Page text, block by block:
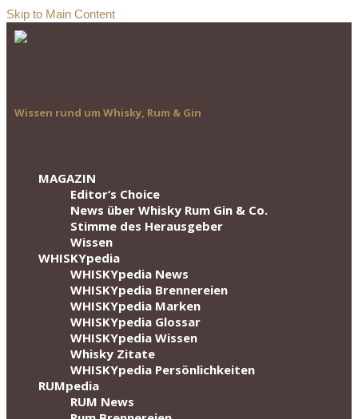
Skip to Main Content
Wissen rund um Whisky, Rum & Gin
MAGAZIN
Editor‘s Choice
News über Whisky Rum Gin & Co.
Stimme des Herausgeber
Wissen
WHISKYpedia
WHISKYpedia News
WHISKYpedia Brennereien
WHISKYpedia Marken
WHISKYpedia Glossar
WHISKYpedia Wissen
Whisky Zitate
WHISKYpedia Persönlichkeiten
RUMpedia
RUM News